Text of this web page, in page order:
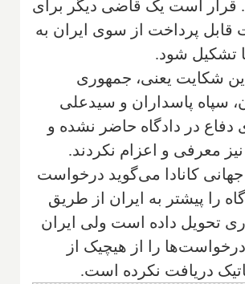
قرار است یک قاضی دیگر برای
قابل پرداخت از سوی ایران به
تشکیل شود.
شکایت یعنی، جمهوری
سپاه پاسداران و سیدعلی
دفاع در دادگاه حاضر نشده و
نیز معرفی و اعزام نکردند.
کانادا می‌گوید درخواست
را پیشتر به ایران از طریق
تحویل داده است ولی ایران
را از هیچیک از
دریافت نکرده است.